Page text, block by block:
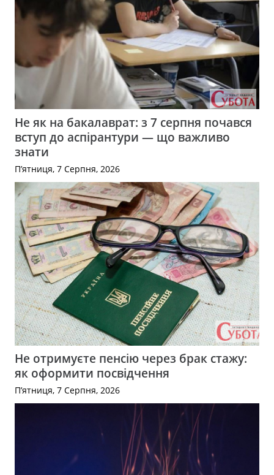
Не як на бакалаврат: з 7 серпня почався
вступ до аспірантури — що важливо
знати
П’ятниця, 7 Серпня, 2026
Не отримуєте пенсію через брак стажу:
як оформити посвідчення
П’ятниця, 7 Серпня, 2026